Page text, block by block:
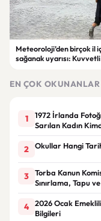
Meteoroloji’den birçok il
sağanak uyarısı: Kuvvetli
EN ÇOK OKUNANLAR
1
1972 İrlanda
Sarılan Kadın
2 Okullar Hangi
3
Torba Kanun
Sınırlama, Tapu
4
2026 Ocak
Bilgileri